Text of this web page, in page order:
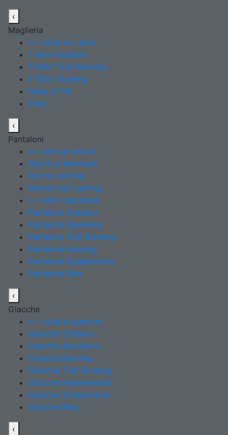
‹
Maglieria
>> tutte le t-shirt
T-shirt Outdoor
T-Shirt Trail Running
T-Shirt Running
Felpe e Pile
Gilet
‹
Pantaloni
>> tutti gli shorts
Shorts e bermuda
Shorts running
Shorts trail running
>> tutti i pantaloni
Pantaloni Outdoor
Pantaloni Alpinismo
Pantaloni Trail Running
Pantaloni Running
Pantaloni Scialpinismo
Pantaloni Bike
‹
Giacche
>> tutte le giacche
Giacche Outdoor
Giacche Alpinismo
Giacche Running
Giacche Trail Running
Giacche Impermeabili
Giacche Scialpinismo
Giacche Bike
‹